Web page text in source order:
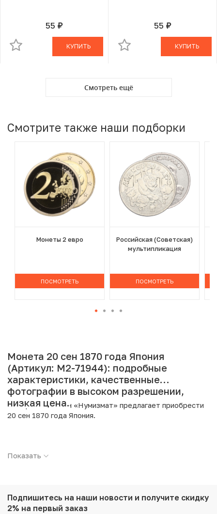
55 руб.В КОРЗИНЕ
КУПИТЬ
55 руб.В КОРЗИНЕ
КУПИТЬ
Смотреть ещё
Смотрите также наши подборки
Монеты 2 евро
ПОСМОТРЕТЬ
Российская (Советская)
мультипликация
ПОСМОТРЕТЬ
Монета 20 сен 1870 года Япония
(Артикул: M2-71944): подробные
характеристики, качественные
фотографии в высоком разрешении,
низкая цена.
Интернет магазин «Нумизмат» предлагает приобрести
20 сен 1870 года Япония.
Страна: Япония
Проба: 800
Вес: 4.9 г
Показать
Подпишитесь на наши новости и получите скидку
2% на первый заказ